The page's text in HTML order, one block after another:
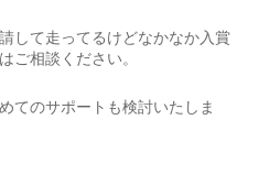
て走ってるけどなかなか入賞
ご相談ください。
てのサポートも検討いたしま